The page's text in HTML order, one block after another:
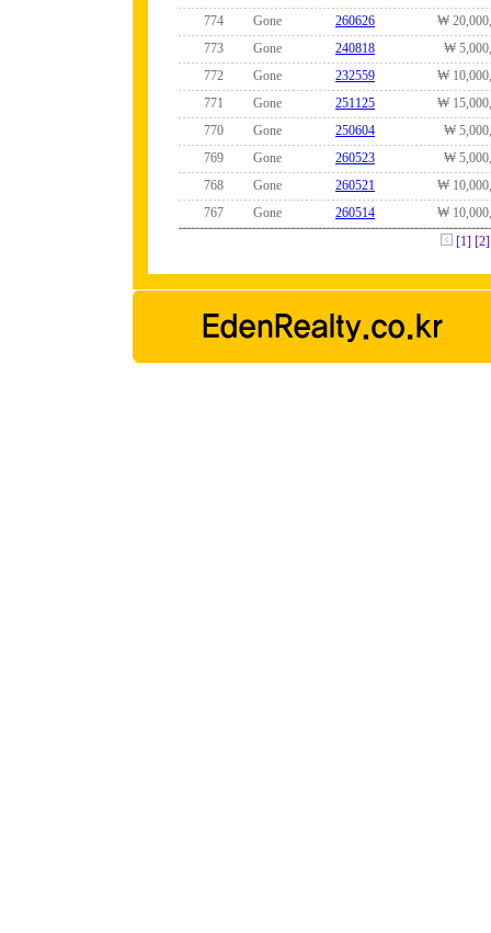
774
Gone 260626
₩
773
Gone 240818
₩
772
Gone 232559
₩
771
Gone 251125
₩
770
Gone 250604
₩
769
Gone 260523
₩
768
Gone 260521
₩
767
Gone 260514
₩
[1] [2]